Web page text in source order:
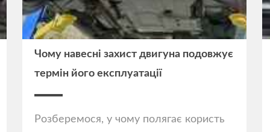
Чому навесні захист двигуна подовжує
термін його експлуатації
Розберемося, у чому полягає користь